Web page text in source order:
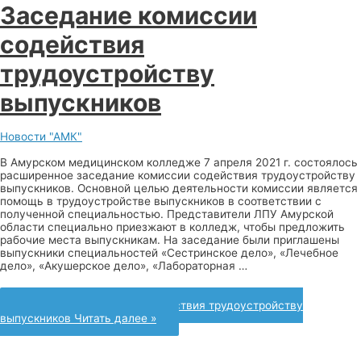
Заседание комиссии
содействия
трудоустройству
выпускников
Новости "АМК"
В Амурском медицинском колледже 7 апреля 2021 г. состоялось
расширенное заседание комиссии содействия трудоустройству
выпускников. Основной целью деятельности комиссии является
помощь в трудоустройстве выпускников в соответствии с
полученной специальностью. Представители ЛПУ Амурской
области специально приезжают в колледж, чтобы предложить
рабочие места выпускникам. На заседание были приглашены
выпускники специальностей «Сестринское дело», «Лечебное
дело», «Акушерское дело», «Лабораторная …
Заседание комиссии содействия трудоустройству
выпускников Читать далее »